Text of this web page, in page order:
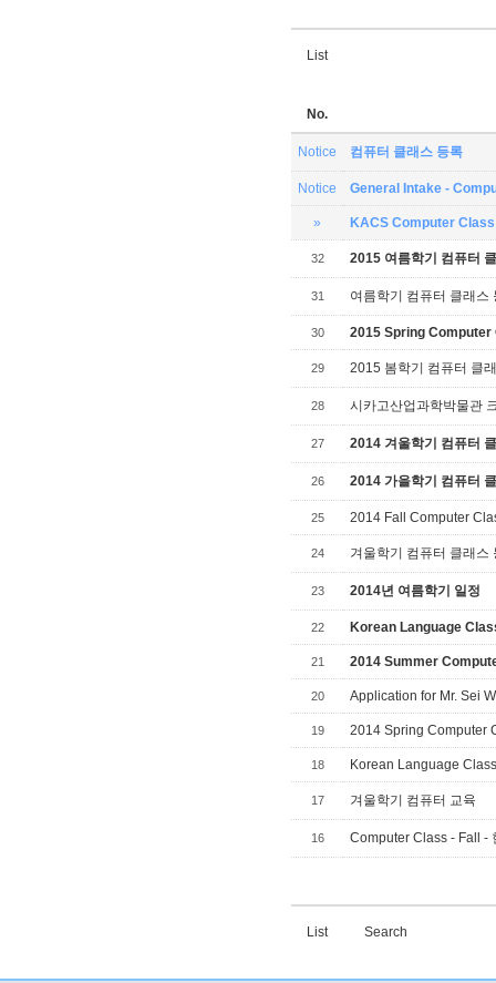
List
No.
Notice 컴퓨터 클래스 등록
Notice General Intake -
» KACS Computer
32 2015 여름학기 컴퓨터
31 여름학기 컴퓨터 클래스
30 2015 Spring
29 2015 봄학기 컴퓨터 클
28 시카고산업과학박물관
27 2014 겨울학기 컴퓨터
26 2014 가을학기 컴퓨터
25 2014 Fall Computer
24 겨울학기 컴퓨터 클래스
23 2014년 여름학기 일정
22 Korean Language
21 2014 Summer
20 Application for Mr. Sei
19 2014 Spring Computer
18 Korean Language Class
17 겨울학기 컴퓨터 교육
16 Computer Class - Fall -
List Search